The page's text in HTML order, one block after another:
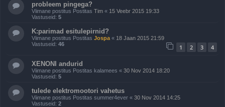
probleem pingega?
Viimane postitus Postitas Tim « 15 Veebr 2015 19:33
Vastuseid: 5
K:parimad esitulepirnid?
Viimane postitus Postitas Jospa « 18 Jaan 2015 21:59
Vastuseid: 46 1 2 3 4
XENONI andurid
Viimane postitus Postitas kalamees « 30 Nov 2014 18:20
Vastuseid: 5
tulede elektromootori vahetus
Viimane postitus Postitas summer4ever « 30 Nov 2014 14:25
Vastuseid: 2